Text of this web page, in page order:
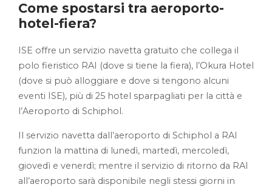
Come spostarsi tra aeroporto-
hotel-fiera?
ISE offre un servizio navetta gratuito che collega il
polo fieristico RAI (dove si tiene la fiera), l’Okura Hotel
(dove si può alloggiare e dove si tengono alcuni
eventi ISE), più di 25 hotel sparpagliati per la città e
l’Aeroporto di Schiphol.
Il servizio navetta dall’aeroporto di Schiphol a RAI
funzion la mattina di lunedì, martedì, mercoledì,
giovedì e venerdì; mentre il servizio di ritorno da RAI
all’aeroporto sarà disponibile negli stessi giorni in